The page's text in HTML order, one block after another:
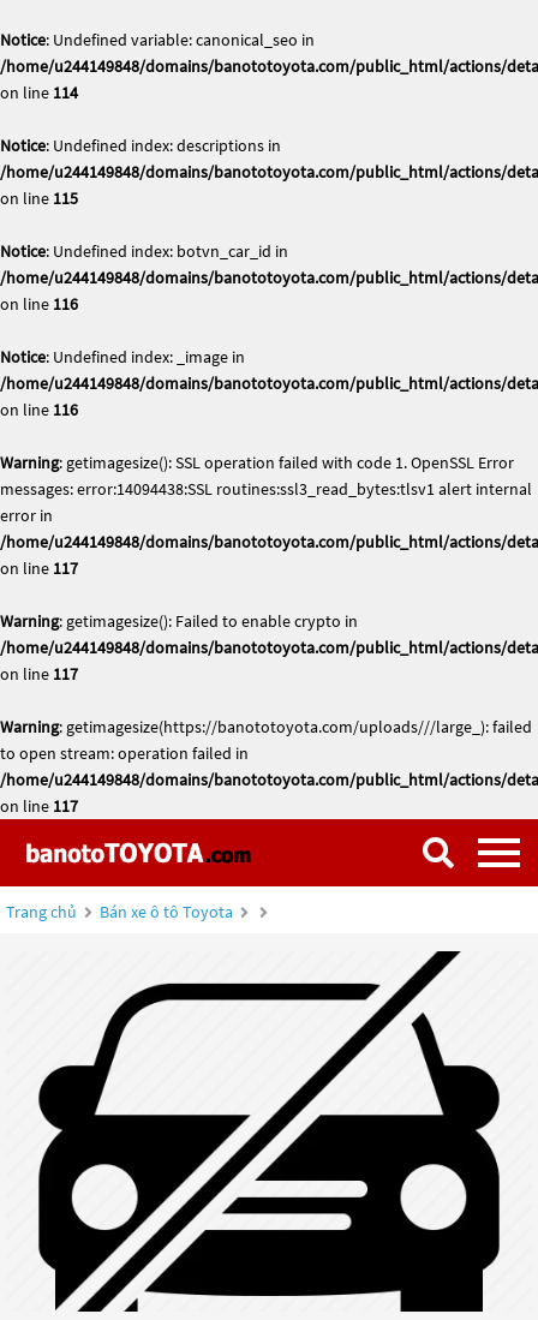
Notice: Undefined variable: canonical_seo in
/home/u244149848/domains/banototoyota.com/public_html/actions/
on line 114
Notice: Undefined index: descriptions in
/home/u244149848/domains/banototoyota.com/public_html/actions/
on line 115
Notice: Undefined index: botvn_car_id in
/home/u244149848/domains/banototoyota.com/public_html/actions/
on line 116
Notice: Undefined index: _image in
/home/u244149848/domains/banototoyota.com/public_html/actions/
on line 116
Warning: getimagesize(): SSL operation failed with code 1. OpenSSL Error
messages: error:14094438:SSL routines:ssl3_read_bytes:tlsv1 alert internal
error in
/home/u244149848/domains/banototoyota.com/public_html/actions/
on line 117
Warning: getimagesize(): Failed to enable crypto in
/home/u244149848/domains/banototoyota.com/public_html/actions/
on line 117
Warning: getimagesize(https://banototoyota.com/uploads///large_): failed
to open stream: operation failed in
/home/u244149848/domains/banototoyota.com/public_html/actions/
on line 117
Trang chủ Bán xe ô tô Toyota